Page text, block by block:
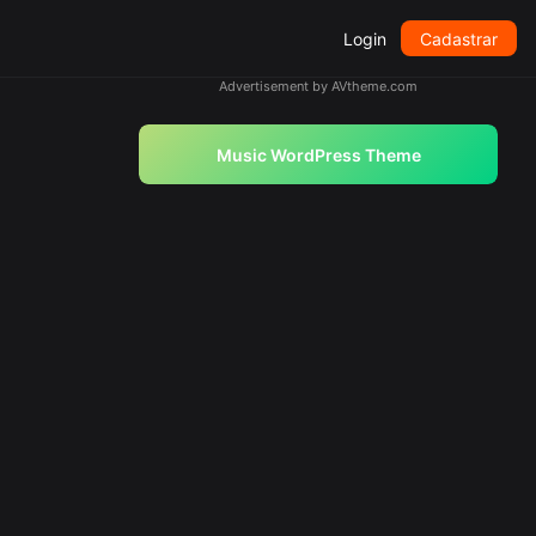
Login Cadastrar
Advertisement by AVtheme.com
Music WordPress Theme